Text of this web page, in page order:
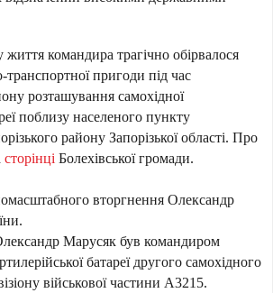
командира трагічно обірвалося
пригоди під час
розташування самохідної
поблизу населеного пункту
району Запорізької області. Про
сторінці Болехівської громади.
вторгнення Олександр
Марусяк був командиром
батареї другого самохідного
військової частини А3215.